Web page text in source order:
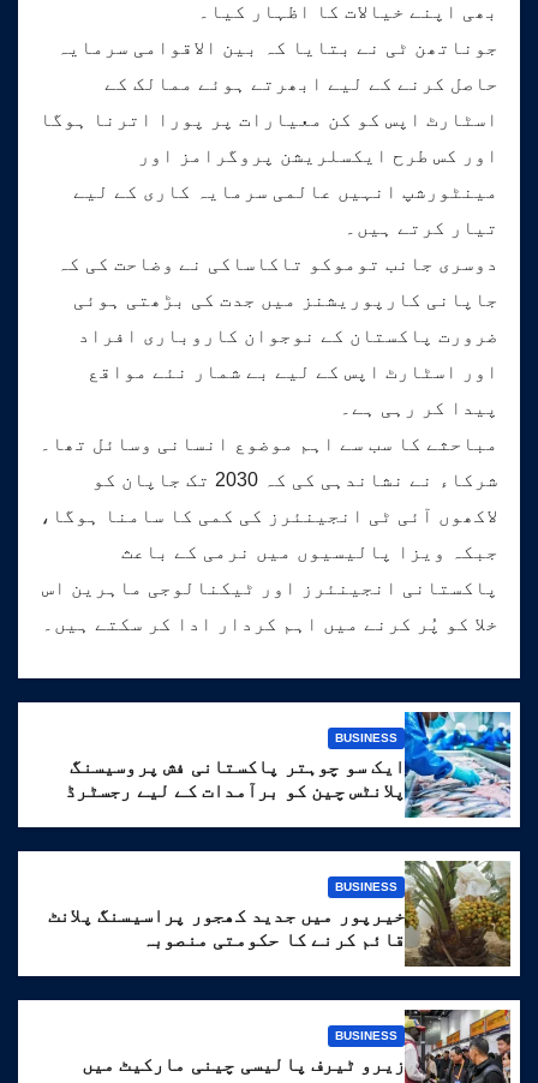
بھی اپنے خیالات کا اظہار کیا۔
جوناتھن ٹی نے بتایا کہ بین الاقوامی سرمایہ
حاصل کرنے کے لیے ابھرتے ہوئے ممالک کے
اسٹارٹ اپس کو کن معیارات پر پورا اترنا ہوگا
اور کس طرح ایکسلریشن پروگرامز اور
مینٹورشپ انہیں عالمی سرمایہ کاری کے لیے
تیار کرتے ہیں۔
دوسری جانب توموکو تاکاساکی نے وضاحت کی کہ
جاپانی کارپوریشنز میں جدت کی بڑھتی ہوئی
ضرورت پاکستان کے نوجوان کاروباری افراد
اور اسٹارٹ اپس کے لیے بے شمار نئے مواقع
پیدا کر رہی ہے۔
مباحثے کا سب سے اہم موضوع انسانی وسائل تھا۔
شرکاء نے نشاندہی کی کہ 2030 تک جاپان کو
لاکھوں آئی ٹی انجینئرز کی کمی کا سامنا ہوگا،
جبکہ ویزا پالیسیوں میں نرمی کے باعث
پاکستانی انجینئرز اور ٹیکنالوجی ماہرین اس
خلا کو پُر کرنے میں اہم کردار ادا کر سکتے ہیں۔
BUSINESS
ایک سو چوہتر پاکستانی فش پروسیسنگ
پلانٹس چین کو برآمدات کے لیے رجسٹرڈ
BUSINESS
خیرپور میں جدید کھجور پراسیسنگ پلانٹ
قائم کرنے کا حکومتی منصوبہ
BUSINESS
زیرو ٹیرف پالیسی چینی مارکیٹ میں